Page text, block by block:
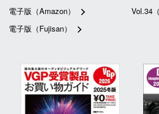
電子版（Amazon）
電子版（Fujisan）
Vol.34